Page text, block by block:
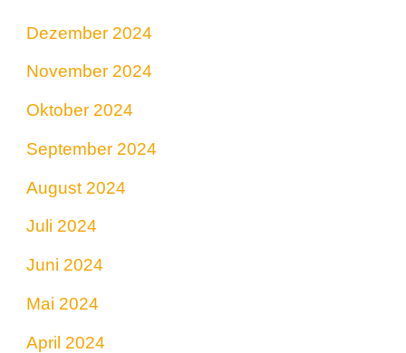
Dezember 2024
November 2024
Oktober 2024
September 2024
August 2024
Juli 2024
Juni 2024
Mai 2024
April 2024